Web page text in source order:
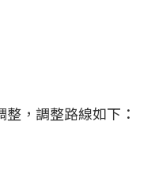
，調整路線如下：